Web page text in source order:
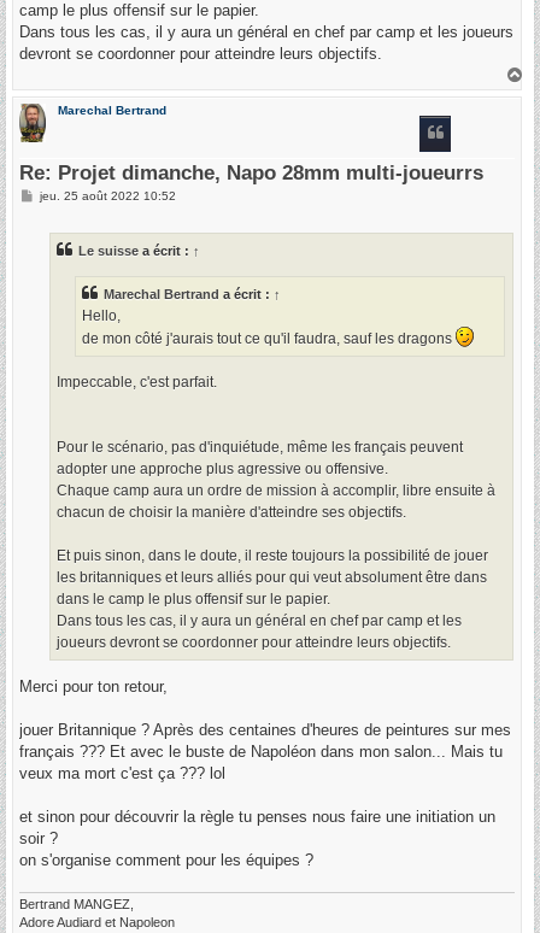
camp le plus offensif sur le papier.
Dans tous les cas, il y aura un général en chef par camp et les joueurs
devront se coordonner pour atteindre leurs objectifs.
H
Marechal Bertrand
Re: Projet dimanche, Napo 28mm multi-joueurrs
Mjeu. 25 août 2022 10:52
Le suisse a écrit : ↑
Marechal Bertrand a écrit : ↑
Hello,
de mon côté j'aurais tout ce qu'il faudra, sauf les dragons
Impeccable, c'est parfait.
Pour le scénario, pas d'inquiétude, même les français peuvent
adopter une approche plus agressive ou offensive.
Chaque camp aura un ordre de mission à accomplir, libre ensuite à
chacun de choisir la manière d'atteindre ses objectifs.
Et puis sinon, dans le doute, il reste toujours la possibilité de jouer
les britanniques et leurs alliés pour qui veut absolument être dans
dans le camp le plus offensif sur le papier.
Dans tous les cas, il y aura un général en chef par camp et les
joueurs devront se coordonner pour atteindre leurs objectifs.
Merci pour ton retour,
jouer Britannique ? Après des centaines d'heures de peintures sur mes
français ??? Et avec le buste de Napoléon dans mon salon... Mais tu
veux ma mort c'est ça ??? lol
et sinon pour découvrir la règle tu penses nous faire une initiation un
soir ?
on s'organise comment pour les équipes ?
Bertrand MANGEZ,
Adore Audiard et Napoleon